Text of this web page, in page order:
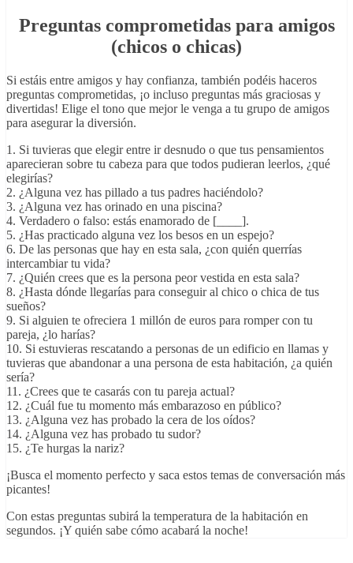
Preguntas comprometidas para amigos
(chicos o chicas)
Si estáis entre amigos y hay confianza, también podéis haceros
preguntas comprometidas, ¡o incluso preguntas más graciosas y
divertidas! Elige el tono que mejor le venga a tu grupo de amigos
para asegurar la diversión.
1. Si tuvieras que elegir entre ir desnudo o que tus pensamientos
aparecieran sobre tu cabeza para que todos pudieran leerlos, ¿qué
elegirías?
2. ¿Alguna vez has pillado a tus padres haciéndolo?
3. ¿Alguna vez has orinado en una piscina?
4. Verdadero o falso: estás enamorado de [____].
5. ¿Has practicado alguna vez los besos en un espejo?
6. De las personas que hay en esta sala, ¿con quién querrías
intercambiar tu vida?
7. ¿Quién crees que es la persona peor vestida en esta sala?
8. ¿Hasta dónde llegarías para conseguir al chico o chica de tus
sueños?
9. Si alguien te ofreciera 1 millón de euros para romper con tu
pareja, ¿lo harías?
10. Si estuvieras rescatando a personas de un edificio en llamas y
tuvieras que abandonar a una persona de esta habitación, ¿a quién
sería?
11. ¿Crees que te casarás con tu pareja actual?
12. ¿Cuál fue tu momento más embarazoso en público?
13. ¿Alguna vez has probado la cera de los oídos?
14. ¿Alguna vez has probado tu sudor?
15. ¿Te hurgas la nariz?
¡Busca el momento perfecto y saca estos temas de conversación más
picantes!
Con estas preguntas subirá la temperatura de la habitación en
segundos. ¡Y quién sabe cómo acabará la noche!